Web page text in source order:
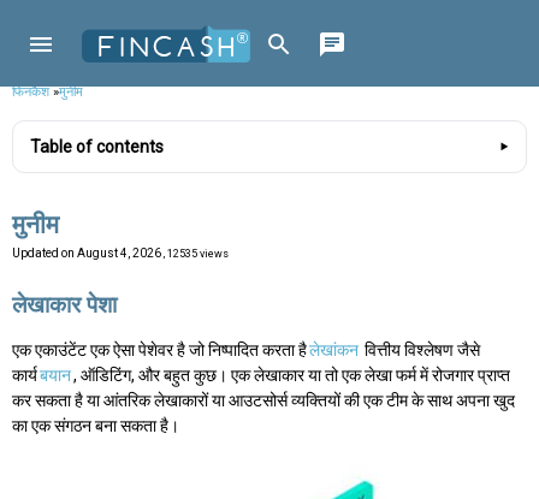
फिनकैश»मुनीम
Table of contents
मुनीम
Updated on August 4, 2026 , 12535 views
लेखाकार पेशा
एक एकाउंटेंट एक ऐसा पेशेवर है जो निष्पादित करता हैलेखांकन वित्तीय विश्लेषण जैसे
कार्यबयान, ऑडिटिंग, और बहुत कुछ। एक लेखाकार या तो एक लेखा फर्म में रोजगार प्राप्त
कर सकता है या आंतरिक लेखाकारों या आउटसोर्स व्यक्तियों की एक टीम के साथ अपना खुद
का एक संगठन बना सकता है।